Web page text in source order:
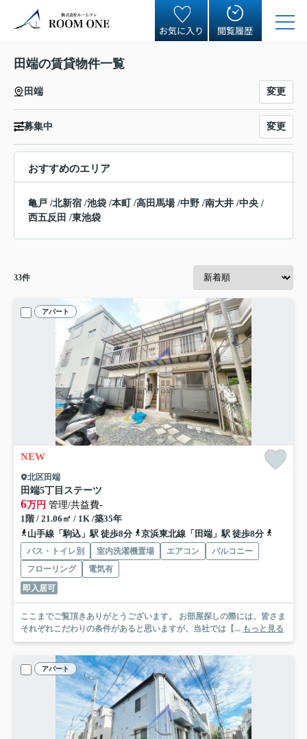
お気に入り 閲覧履歴
田端の賃貸物件一覧
田端 変更
募集中 変更
おすすめのエリア
亀戸 /北新宿 /池袋 /本町/高田馬場/中野 /南大井 /中央 /
西五反田 /東池袋
33件
アパート
NEW
北区田端
田端5丁目ステーツ
6万円 管理/共益費-
1階 / 21.06㎡ / 1K /築35年
山手線「駒込」駅 徒歩8分
京浜東北線「田端」駅 徒歩8分
バス・トイレ別 室内洗濯機置場 エアコン
バルコニー
フローリング
電気有
即入居可
ここまでご覧頂きありがとうございます。 お部屋探しの際には、皆さま
それぞれこだわりの条件があると思いますが、当社では【... もっと見る
アパート